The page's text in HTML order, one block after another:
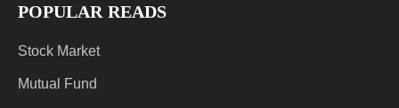
POPULAR READS
Stock Market
Mutual Fund